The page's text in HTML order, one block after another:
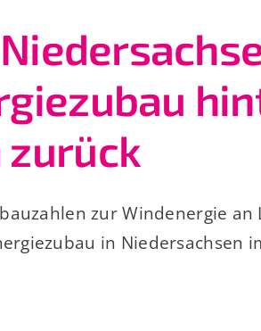
zur Windenergie an
in Niedersachsen